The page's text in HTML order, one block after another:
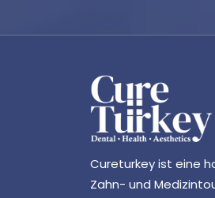
Cureturkey ist eine
Zahn- und